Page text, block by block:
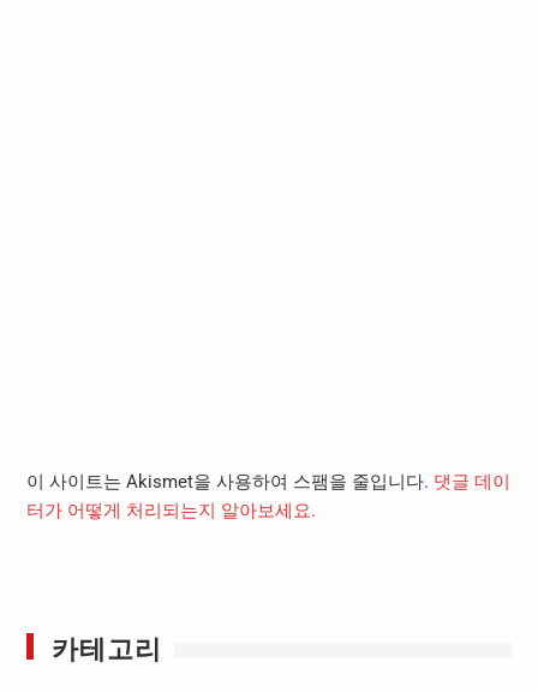
이 사이트는 Akismet을 사용하여 스팸을 줄입니다. 댓글 데이
터가 어떻게 처리되는지 알아보세요.
카테고리